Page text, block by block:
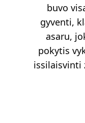
buvo
gyventi,
asaru,
pokytis
issilaisvinti